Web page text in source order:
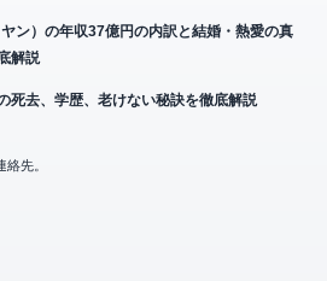
ン）の年収37億円の内訳と結婚・熱愛の真
解説
死去、学歴、老けない秘訣を徹底解説
先。